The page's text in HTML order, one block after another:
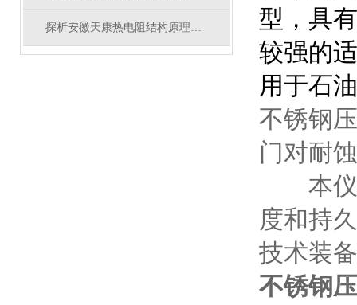
探析安徽天康热电阻结构原理与应用优势
型，具
较强的
用于石
不锈钢
门对耐
本仪
度和持
技术装
不锈钢